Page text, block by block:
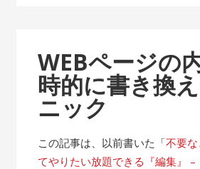
WEBページの
時的に書き換
ニック
この記事は、以前書いた「不要
てやりたい放題できる『編集』 –